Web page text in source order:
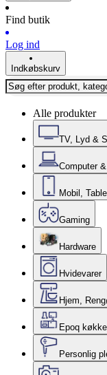
Find butik
Log ind
Indkøbskurv
Alle produkter
TV, Lyd &
Computer
Mobil,
Gaming
Hardware
Hvidevarer
Hjem,
Epoq
Personlig